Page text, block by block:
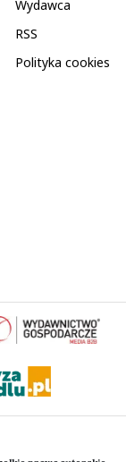
Wydawca
RSS
Polityka cookies